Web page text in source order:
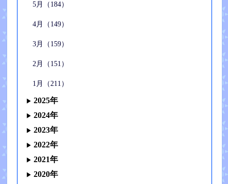
5月（184）
4月（149）
3月（159）
2月（151）
1月（211）
2025年
2024年
2023年
2022年
2021年
2020年